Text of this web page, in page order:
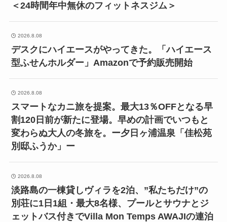
＜24時間年中無休のフィットネスジム＞
2026.8.08
デスクにハイエースがやってきた。「ハイエース
型ふせんホルダー」Amazonで予約販売開始
2026.8.08
スマートなカニ旅を提案。最大13％OFFとなる早
割120日前が新たに登場。早めの計画でいつもと
変わらぬ大人の冬旅を。ー夕日ヶ浦温泉「佳松苑
別邸ふうか」ー
2026.8.08
淡路島の一棟貸しヴィラを2泊、”私たちだけ”の
別荘に1日1組・最大8名様、プールとサウナとジ
ェットバス付きでVilla Mon Temps AWAJIの連泊